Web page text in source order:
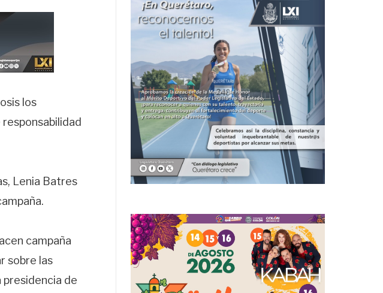
los
Lenia Batres
campaña
sobre las
presidencia de